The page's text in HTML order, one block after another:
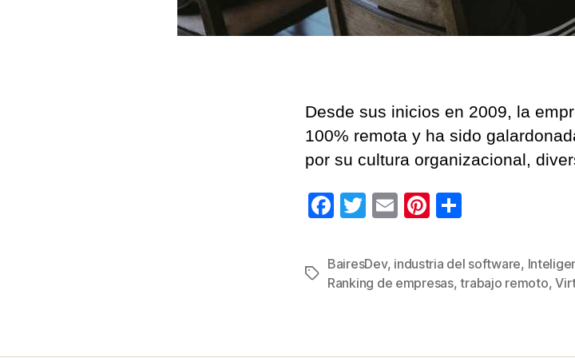
Desde sus inicios en 2009, la
100% remota y ha sido
por su cultura organizacional,
F
c
e
T
tt
er
E
ail
Pi
er
e
m
p
Etiquetas
BairesDev, industria del software,
Ranking de empresas,trabajo remoto,